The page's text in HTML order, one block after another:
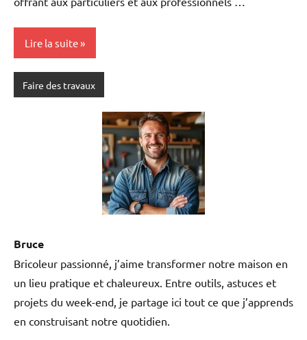
Lire la suite
Faire des travaux
Bruce
Bricoleur passionné, j’aime transformer notre maison en
un lieu pratique et chaleureux. Entre outils, astuces et
projets du week-end, je partage ici tout ce que j’apprends
en construisant notre quotidien.